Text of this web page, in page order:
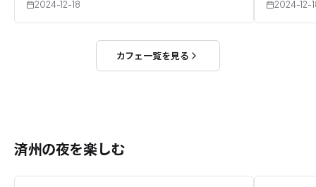
で、“韓国で最も変わ...
2024-12-18
草を食べ...
2024-12-
カフェ一覧を見る
済州の夜を楽しむ